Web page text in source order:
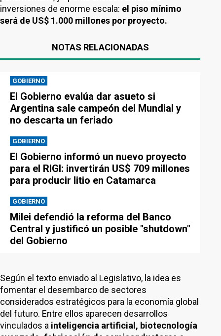
inversiones de enorme escala: el piso mínimo
será de US$ 1.000 millones por proyecto.
NOTAS RELACIONADAS
GOBIERNO
El Gobierno evalúa dar asueto si
Argentina sale campeón del Mundial y
no descarta un feriado
GOBIERNO
El Gobierno informó un nuevo proyecto
para el RIGI: invertirán US$ 709 millones
para producir litio en Catamarca
GOBIERNO
Milei defendió la reforma del Banco
Central y justificó un posible "shutdown"
del Gobierno
Según el texto enviado al Legislativo, la idea es
fomentar el desembarco de sectores
considerados estratégicos para la economía global
del futuro. Entre ellos aparecen desarrollos
vinculados a inteligencia artificial, biotecnología